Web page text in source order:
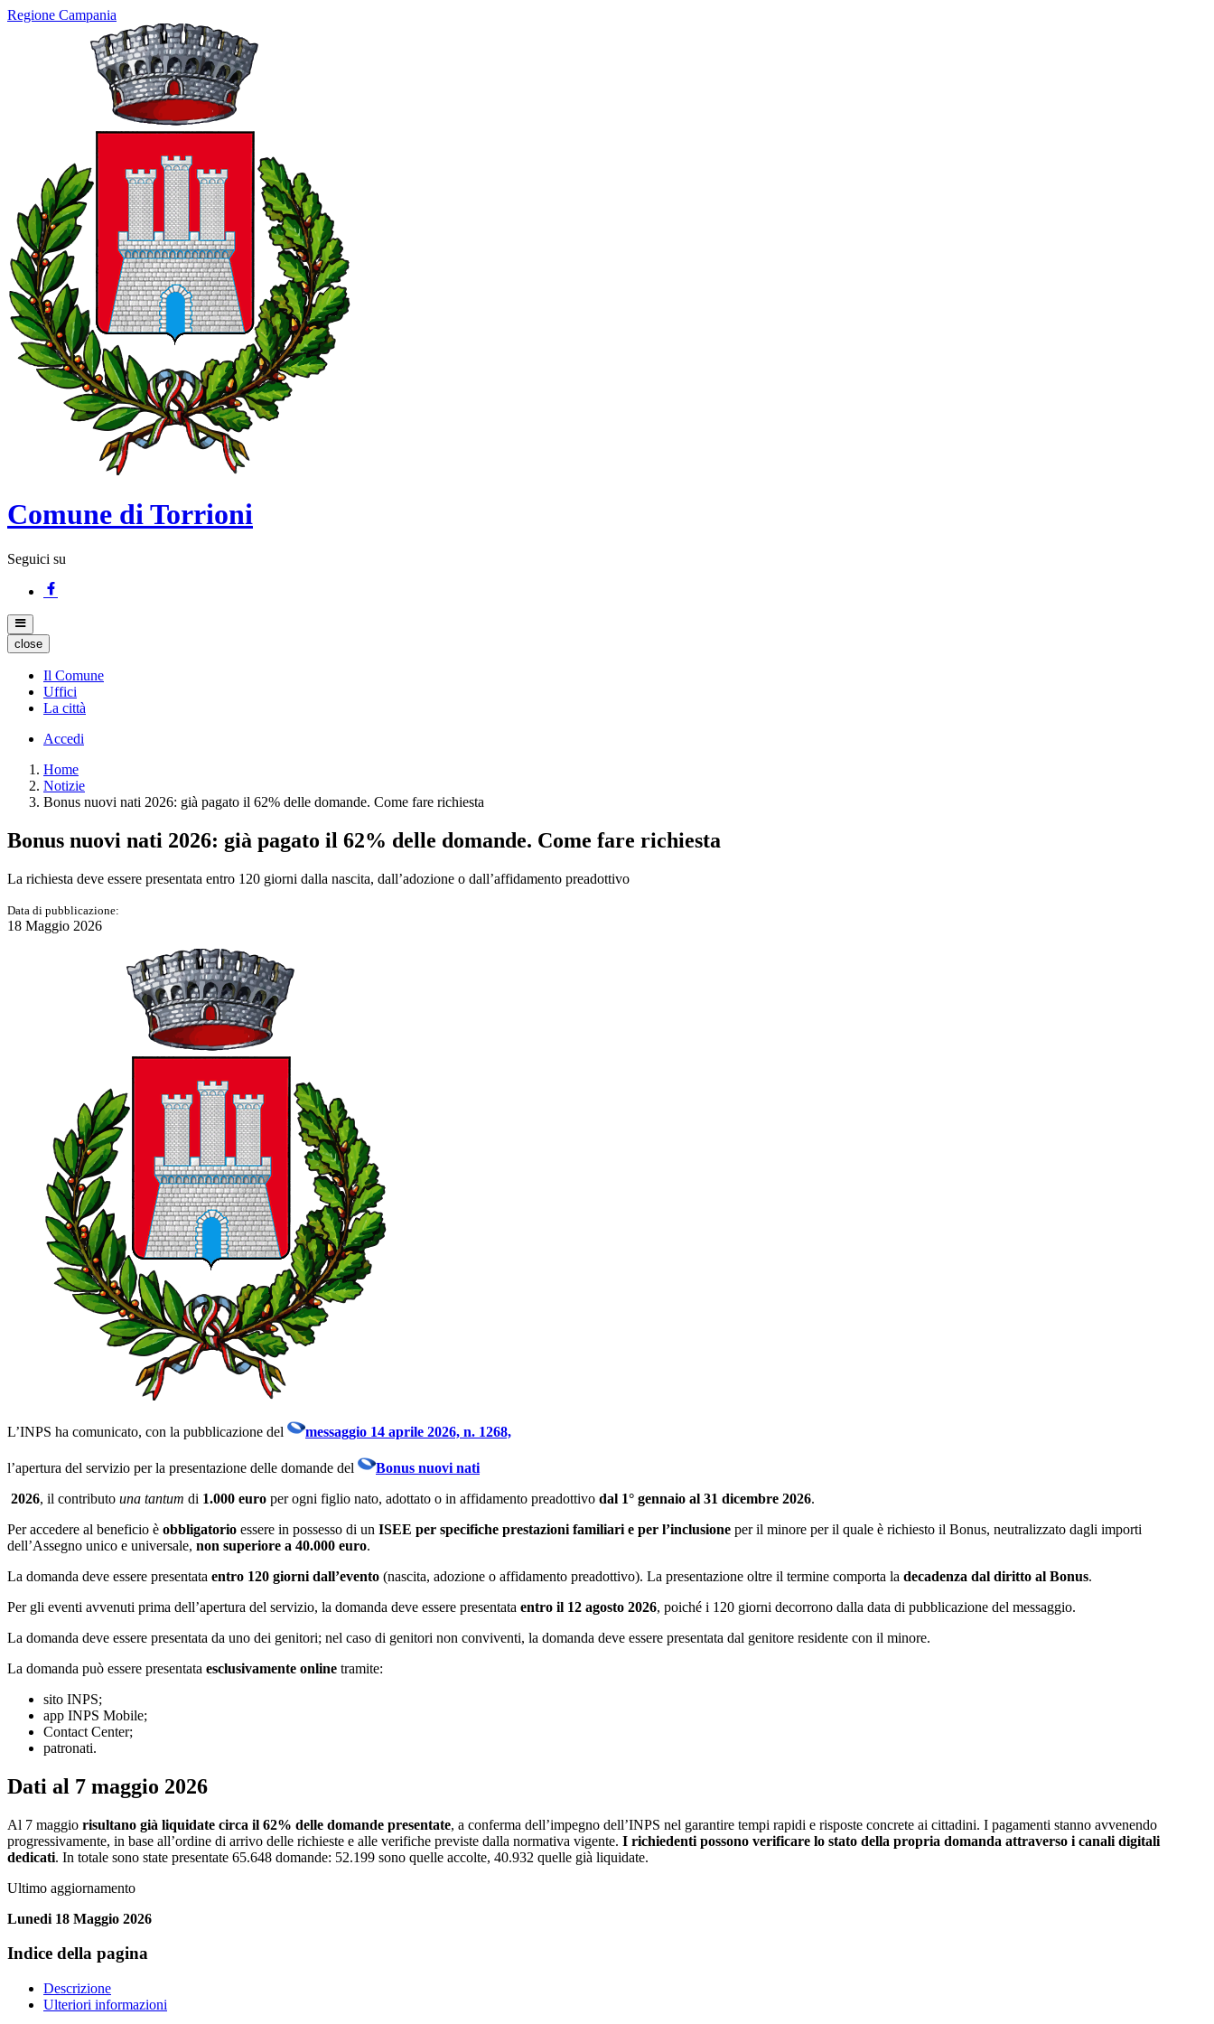
Regione Campania
Comune di Torrioni
Seguici su
close
Il Comune
Uffici
La città
Accedi
Home
Notizie
Bonus nuovi nati 2026: già pagato il 62% delle domande. Come fare richiesta
Bonus nuovi nati 2026: già pagato il 62% delle domande. Come fare richiesta
La richiesta deve essere presentata entro 120 giorni dalla nascita, dall’adozione o dall’affidamento preadottivo
Data di pubblicazione:
18 Maggio 2026
L’INPS ha comunicato, con la pubblicazione del messaggio 14 aprile 2026, n. 1268,
l’apertura del servizio per la presentazione delle domande del
Bonus nuovi nati
2026, il contributo una tantum di 1.000 euro per ogni figlio nato, adottato o in affidamento preadottivo dal 1° gennaio al 31 dicembre 2026.
Per accedere al beneficio è obbligatorio essere in possesso di un ISEE per specifiche prestazioni familiari e per l’inclusione per il minore per il quale è richiesto il Bonus, neutralizzato dagli importi
dell’Assegno unico e universale, non superiore a 40.000 euro.
La domanda deve essere presentata entro 120 giorni dall’evento (nascita, adozione o affidamento preadottivo). La presentazione oltre il termine comporta la decadenza dal diritto al Bonus.
Per gli eventi avvenuti prima dell’apertura del servizio, la domanda deve essere presentata entro il 12 agosto 2026, poiché i 120 giorni decorrono dalla data di pubblicazione del messaggio.
La domanda deve essere presentata da uno dei genitori; nel caso di genitori non conviventi, la domanda deve essere presentata dal genitore residente con il minore.
La domanda può essere presentata esclusivamente online tramite:
sito INPS;
app INPS Mobile;
Contact Center;
patronati.
Dati al 7 maggio 2026
Al 7 maggio risultano già liquidate circa il 62% delle domande presentate, a conferma dell’impegno dell’INPS nel garantire tempi rapidi e risposte concrete ai cittadini. I pagamenti stanno avvenendo
progressivamente, in base all’ordine di arrivo delle richieste e alle verifiche previste dalla normativa vigente. I richiedenti possono verificare lo stato della propria domanda attraverso i canali digitali
dedicati. In totale sono state presentate 65.648 domande: 52.199 sono quelle accolte, 40.932 quelle già liquidate.
Ultimo aggiornamento
Lunedi 18 Maggio 2026
Indice della pagina
Descrizione
Ulteriori informazioni